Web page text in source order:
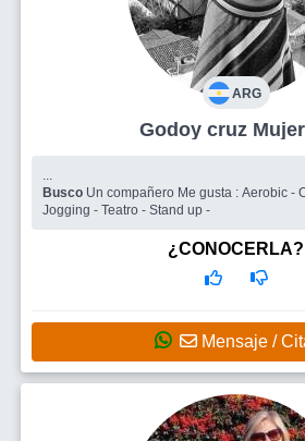
ARG
Godoy cruz
...
Busco Un compañero Me gusta : Aerobic - Otros deportes -
Jogging - Teatro - Stand up -
¿CONOCERLA?
Mensaje /